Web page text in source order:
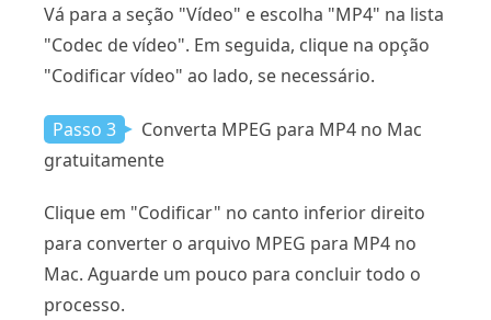
Vá para a seção "Vídeo" e escolha "MP4" na lista
"Codec de vídeo". Em seguida, clique na opção
"Codificar vídeo" ao lado, se necessário.
Passo 3
Converta MPEG para MP4 no Mac
gratuitamente
Clique em "Codificar" no canto inferior direito
para converter o arquivo MPEG para MP4 no
Mac. Aguarde um pouco para concluir todo o
processo.